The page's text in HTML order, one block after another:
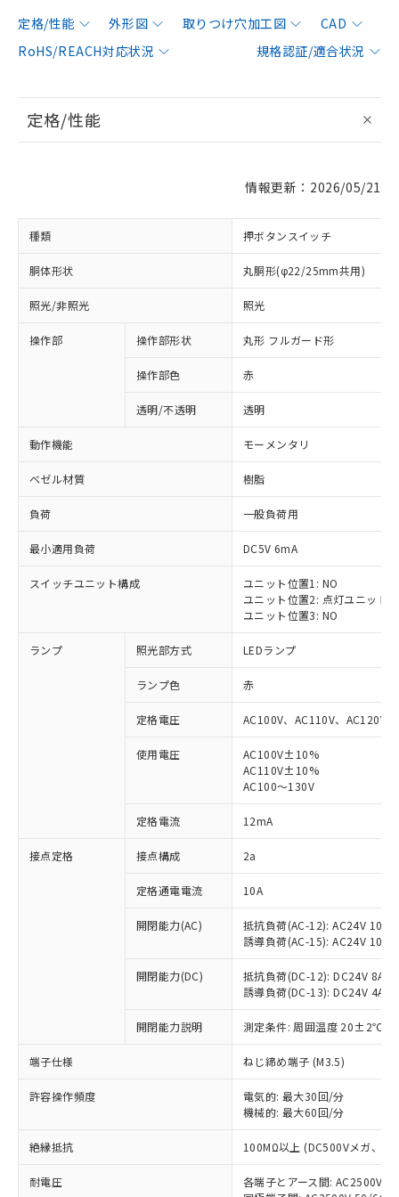
定格/性能 外形図 取りつけ穴加工図
CAD
RoHS/REACH対応状況
規格認証/適合状況
定格/性能
情報更新：2026/05/21
種類 押ボタンスイッチ
胴体形状 丸胴形(φ22/25mm共用)
照光/非照光 照光
操作部 操作部形状 丸形 フルガード形
操作部色 赤
透明/不透明 透明
動作機能 モーメンタリ
ベゼル材質 樹脂
負荷 一般負荷用
最小適用負荷 DC5V 6mA
スイッチユニット構成
ユニット位置1: NO
ユニット位置2: 点灯ユニット
ユニット位置3: NO
ランプ 照光部方式 LEDランプ
ランプ色 赤
定格電圧 AC100V、AC110V、AC120V
使用電圧
AC100V±10%
AC110V±10%
AC100～130V
定格電流 12mA
接点定格 接点構成 2a
定格通電電流 10A
開閉能力(AC)
抵抗負荷(AC-12): AC24V 10A/
誘導負荷(AC-15): AC24V
開閉能力(DC)
抵抗負荷(DC-12): DC24V 8A/
誘導負荷(DC-13): DC24V 4A/
開閉能力説明 測定条件: 周囲温度 20±2℃、
端子仕様 ねじ締め端子 (M3.5)
許容操作頻度
電気的: 最大30回/分
機械的: 最大60回/分
絶縁抵抗 100MΩ以上 (DC500Vメガ、点
耐電圧
各端子とアース間: AC2500V
ご利用条件
以下の条件をお読みいただき、同意のうえ
本サービスは、当社制御機器事業取扱
商品の当社在庫状況および標準価格
(税抜)を提供させていただくもので
当社制御機器事業取扱商品の中には、
本サービスの対象外となる商品もある
ことをご了承ください。
在庫状況および標準価格照会結果は、
記載している更新日時点での社内デー
タに基づき作成されるものであり、閲
準価格とは異なる場合があることをご
対応済み：EU RoHS指令（10物質）の
非含有に対応した製品が提供可能な商品で
対応予定：EU RoHS指令（10物質）の非含
有に対応した製品に切り替える予定のある
対応予定なし：EU RoHS指令（10物質）の
非含有に非対応の商品で、対応品を出す予
調査・確認中：EU RoHS指令（10物質）の
非含有の対応状況を調査中または確認中の
非該当品：ライセンス料など無形物で、有
害物質有無と関係のない商品です。
仕入先様の事情により、非含有部品として
いたものが、含有品と判明した場合などや
むを得ず変更することがあります。
*EU RoHS指令（10物質）：
鉛(Pb) 1000ppm以下、 水銀(Hg) 1000ppm以下、 カド
六価クロム(Cr(Ⅵ)) 1000ppm以下、ポリ臭化ビフェニル
「○」：最大均質材料含有率が中国RoHSの
基準値以下であることを示します。
「×」：最大均質材料含有率が中国RoHSの
基準値を超えていることを示します。
「－」：未確認です。当社販売部門へお問
当社は、これら貴社製品のうち、外国
為替および外国貿易法に定める商品
（以下｢規制貨物等」という）を輸出
または国外への提供する場合は、日本
国政府の輸出許可(または役務取引許
可)を取得するなどの必要な手続きを